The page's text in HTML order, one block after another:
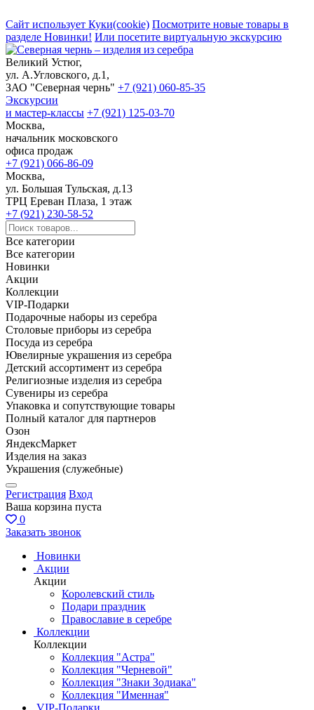
Сайт использует Куки(cookie) Посмотрите новые товары в
разделе Новинки! Или посетите виртуальную экскурсию
Великий Устюг,
ул. А.Угловского, д.1,
ЗАО "Северная чернь" +7 (921) 060-85-35
Экскурсии
и мастер-классы +7 (921) 125-03-70
Москва,
начальник московского
офиса продаж
+7 (921) 066-86-09
Москва,
ул. Большая Тульская, д.13
ТРЦ Ереван Плаза, 1 этаж
+7 (921) 230-58-52
Все категории
Все категории
Новинки
Акции
Коллекции
VIP-Подарки
Подарочные наборы из серебра
Столовые приборы из серебра
Посуда из серебра
Ювелирные украшения из серебра
Детский ассортимент из серебра
Религиозные изделия из серебра
Сувениры из серебра
Упаковка и сопутствующие товары
Полный каталог для партнеров
Озон
ЯндексМаркет
Изделия на заказ
Украшения (служебные)
Регистрация Вход
Ваша корзина пуста
0
Заказать звонок
Новинки
Акции
Акции
Королевский стиль
Подари праздник
Православие в серебре
Коллекции
Коллекции
Коллекция "Астра"
Коллекция "Черневой"
Коллекция "Знаки Зодиака"
Коллекция "Именная"
VIP-Подарки